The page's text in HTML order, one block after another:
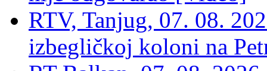
RTV, Tanjug, 07. 08.
izbegličkoj koloni na